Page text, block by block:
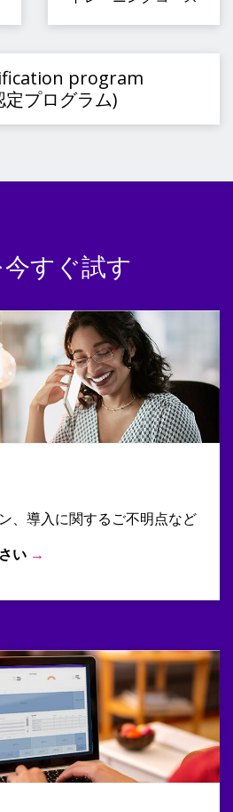
program
定プログラム)
すぐ試す
、導入に関するご不明点など
い →